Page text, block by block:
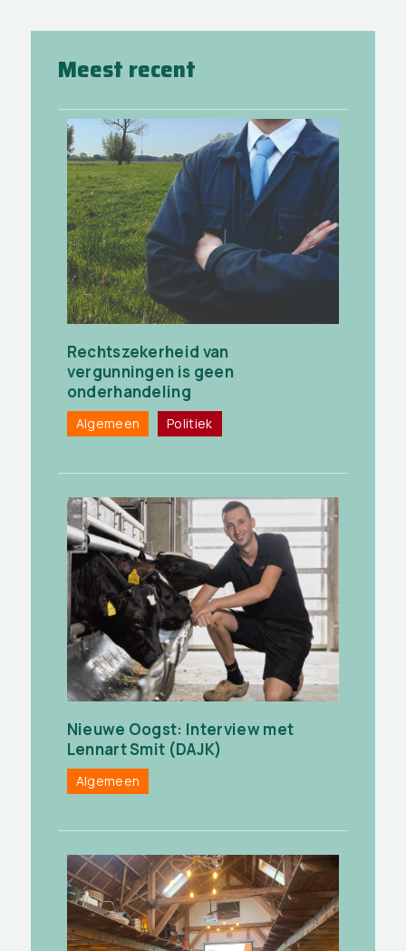
Meest recent
Rechtszekerheid van
vergunningen is geen
onderhandeling
Algemeen Politiek
Nieuwe Oogst: Interview met
Lennart Smit (DAJK)
Algemeen